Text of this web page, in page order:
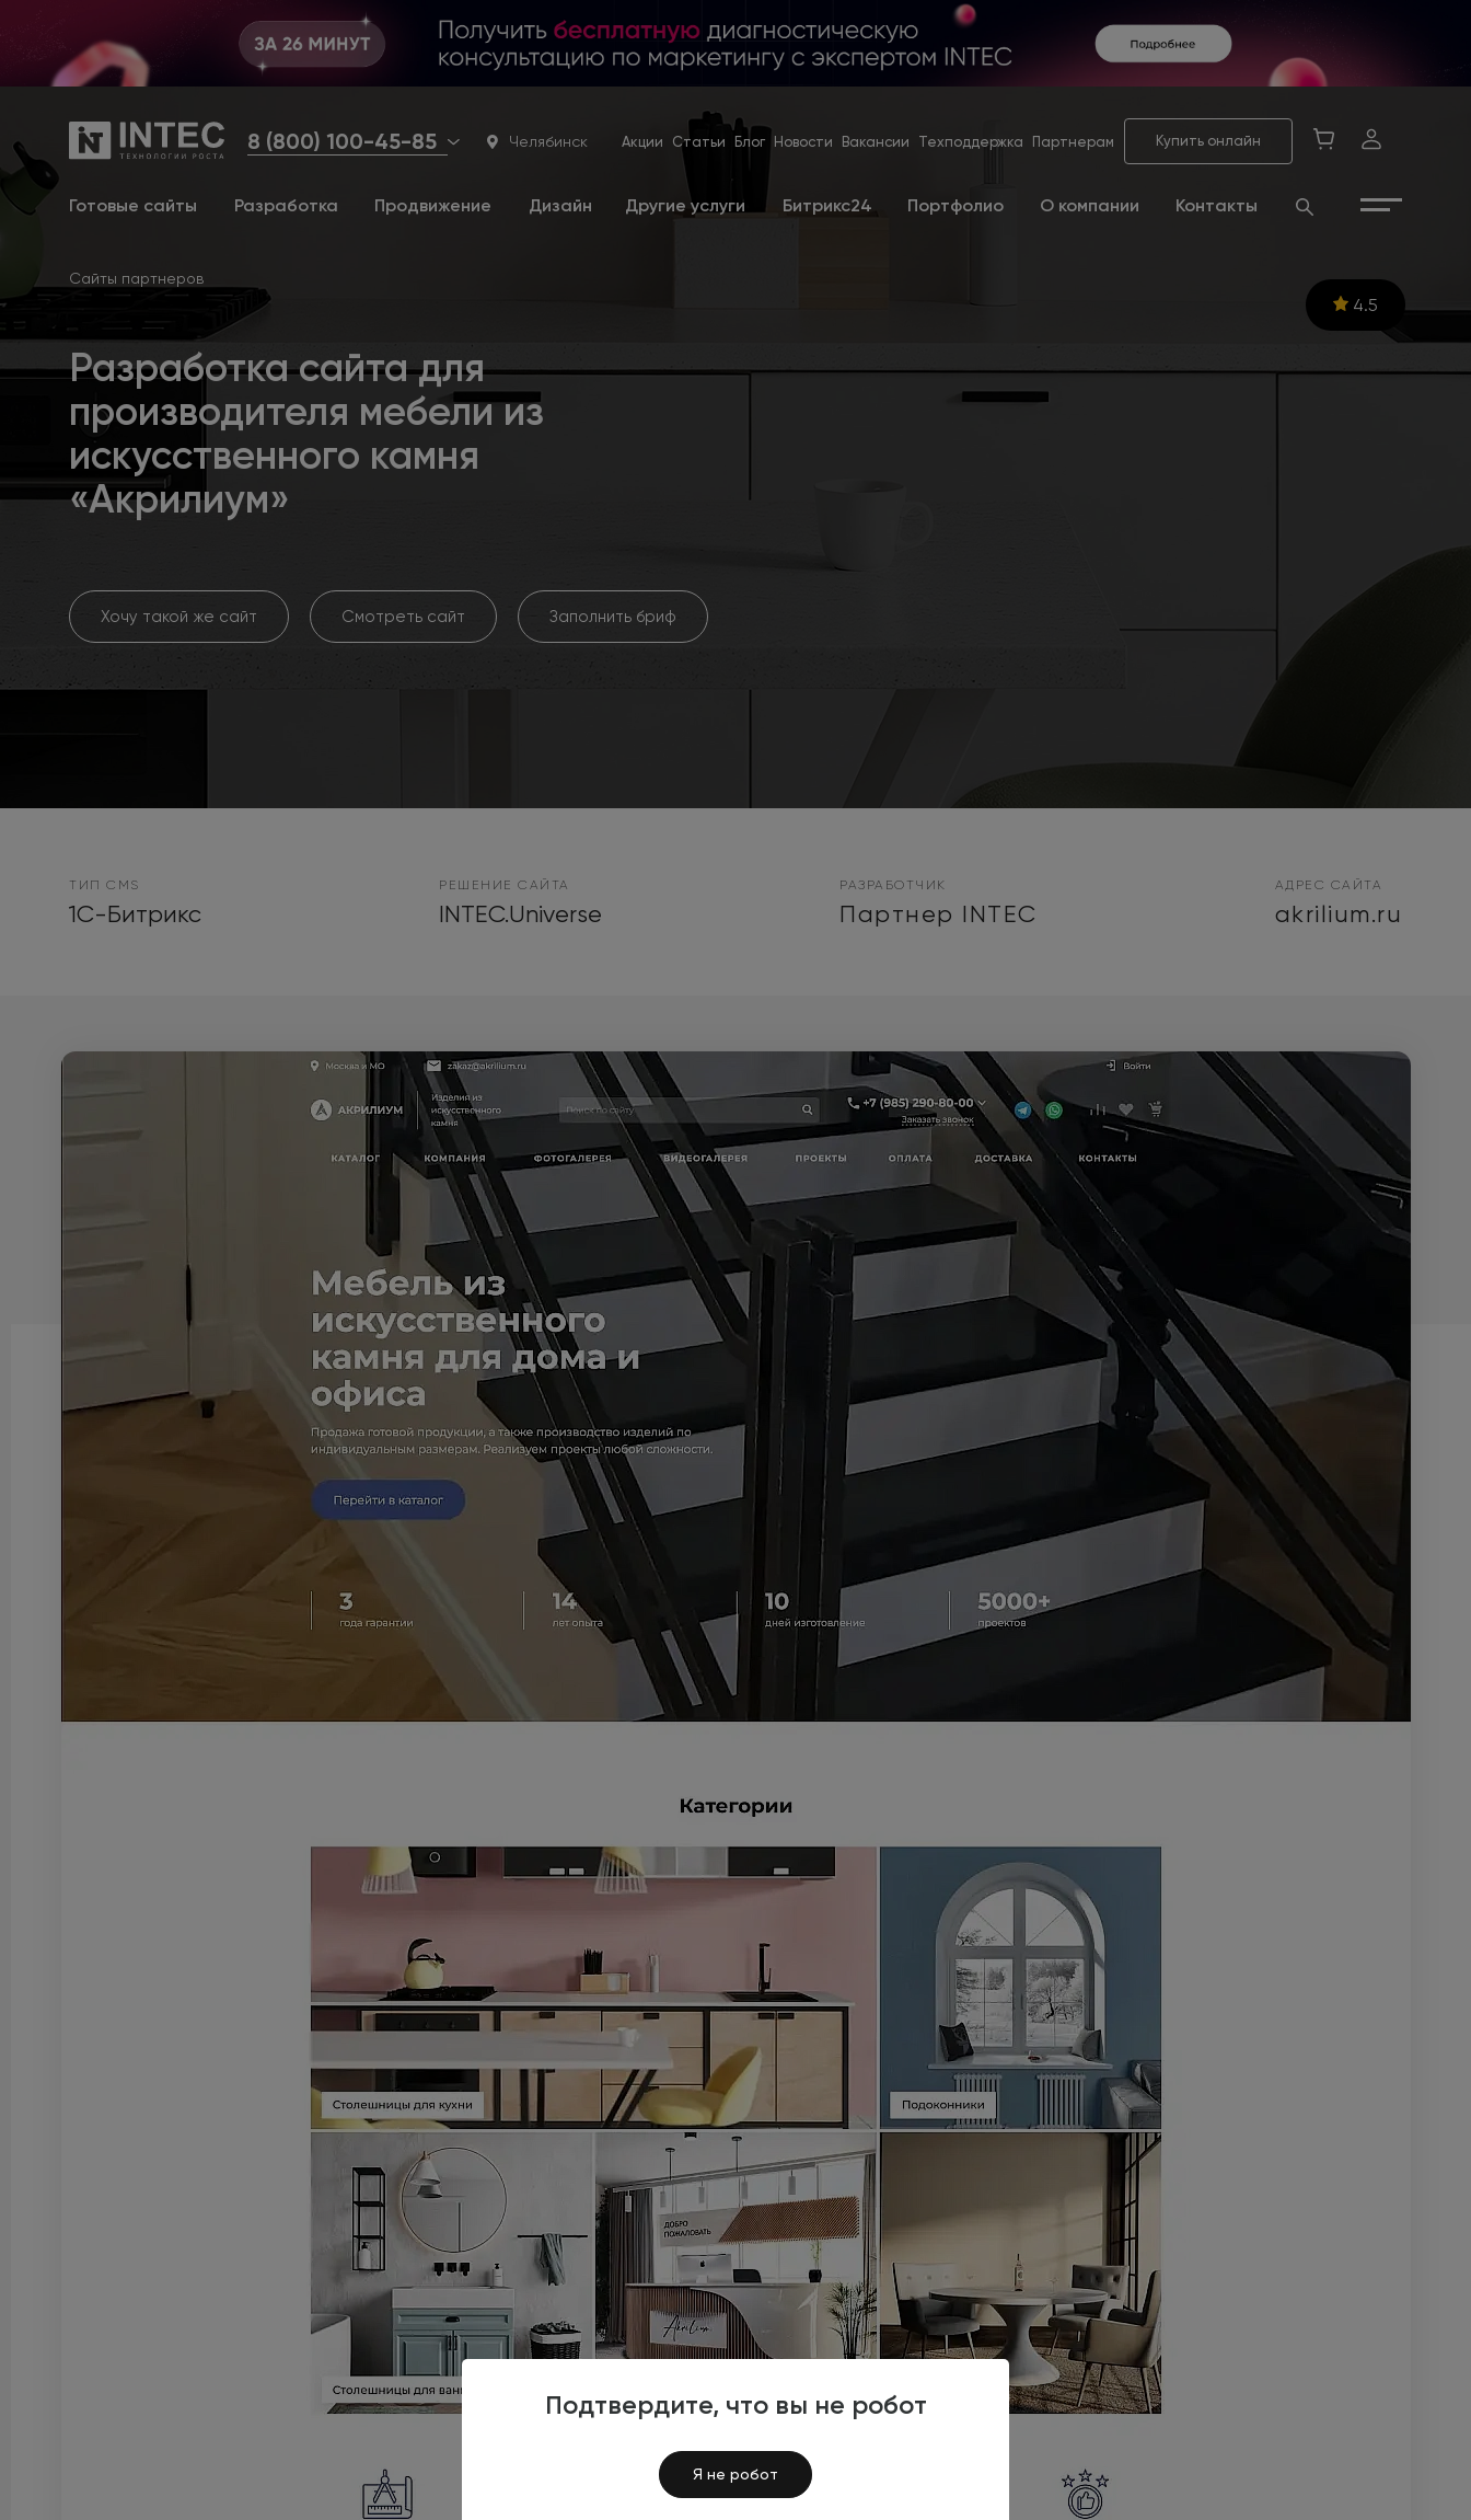
Подтвердите, что вы не робот
Я не робот
8 (800) 100-45-85 Челябинск Акции Статьи Блог Новости Вакансии Техподдержка Партнерам Купить онлайн
Готовые сайты Разработка Продвижение Дизайн Другие услуги Битрикс24 Портфолио О компании Контакты
Сайты партнеров
Разработка сайта для
производителя мебели из
искусственного камня
«Акрилиум»
Хочу такой же сайт Смотреть сайт Заполнить бриф
4.5
ТИП CMS
1С-Битрикс
РЕШЕНИЕ САЙТА
INTEC.Universe
РАЗРАБОТЧИК
Партнер INTEC
АДРЕС САЙТА
akrilium.ru